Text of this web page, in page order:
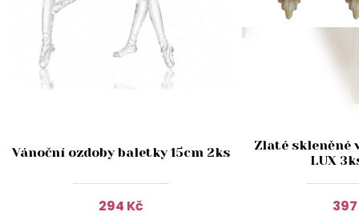
Vánoční ozdoby baletky 15cm 2ks
294 Kč
Zlaté skleněné
LUX